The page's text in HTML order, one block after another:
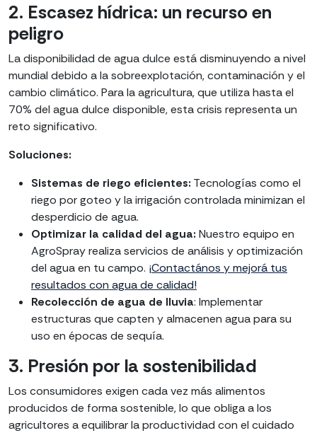
2. Escasez hídrica: un recurso en
peligro
La disponibilidad de agua dulce está disminuyendo a nivel
mundial debido a la sobreexplotación, contaminación y el
cambio climático. Para la agricultura, que utiliza hasta el
70% del agua dulce disponible, esta crisis representa un
reto significativo.
Soluciones:
Sistemas de riego eficientes: Tecnologías como el
riego por goteo y la irrigación controlada minimizan el
desperdicio de agua.
Optimizar la calidad del agua: Nuestro equipo en
AgroSpray realiza servicios de análisis y optimización
del agua en tu campo. ¡Contactános y mejorá tus
resultados con agua de calidad!
Recolección de agua de lluvia: Implementar
estructuras que capten y almacenen agua para su
uso en épocas de sequía.
3. Presión por la sostenibilidad
Los consumidores exigen cada vez más alimentos
producidos de forma sostenible, lo que obliga a los
agricultores a equilibrar la productividad con el cuidado